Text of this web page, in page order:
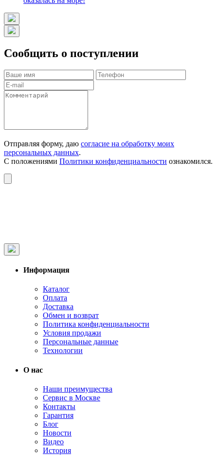
Сообщить о поступлении
Отправляя форму, даю согласие на обработку моих
персональных данных.
С положениями Политики конфиденциальности ознакомился.
Информация
Каталог
Оплата
Доставка
Обмен и возврат
Политика конфиденциальности
Условия продажи
Персональные данные
Технологии
О нас
Наши преимущества
Сервис в Москве
Контакты
Гарантия
Блог
Новости
Видео
История